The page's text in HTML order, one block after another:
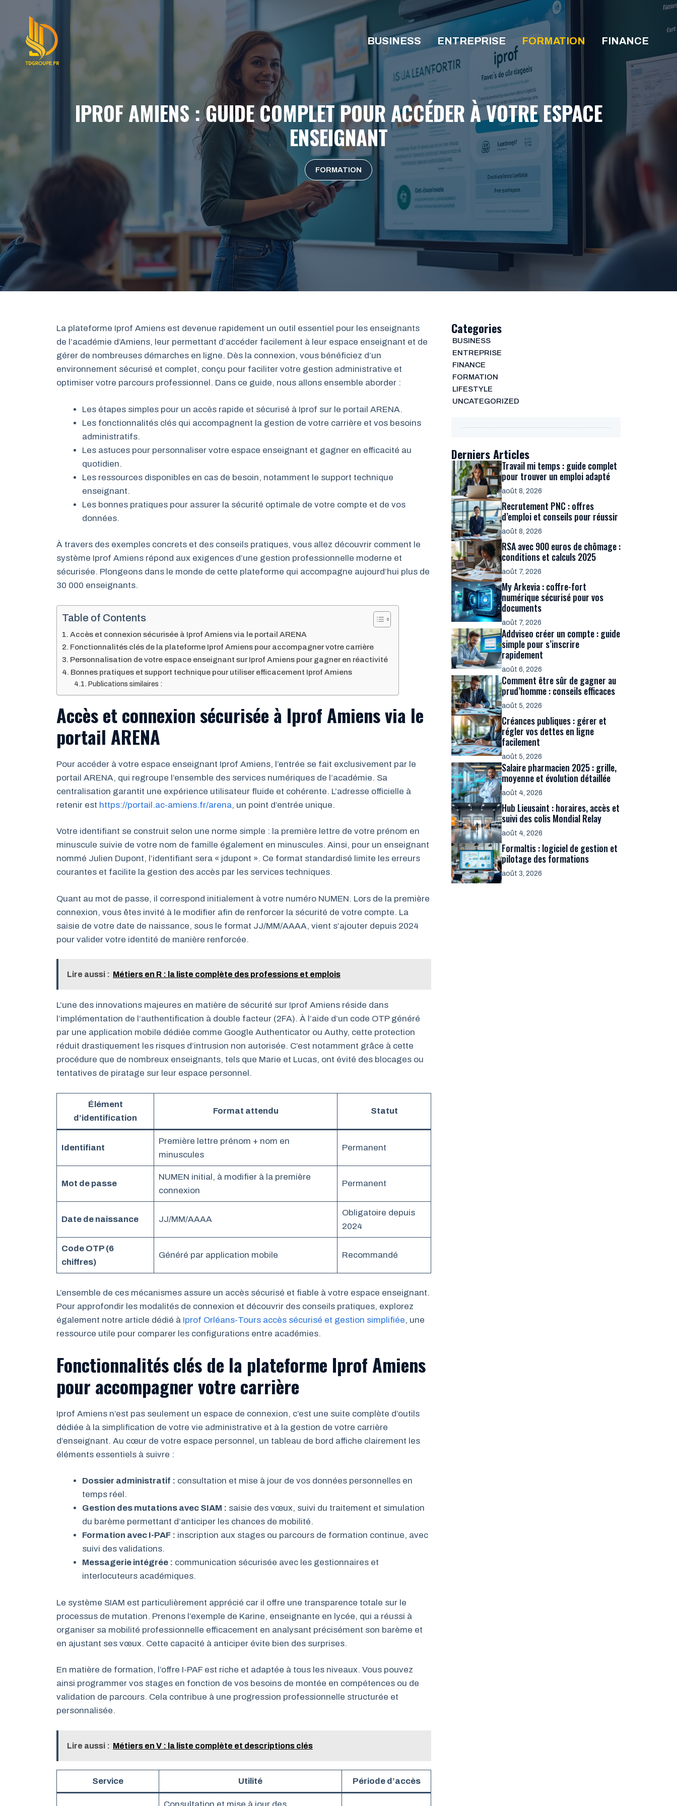
contenu
BUSINESS ENTREPRISE FORMATION FINANCE
IPROF AMIENS : GUIDE COMPLET POUR ACCÉDER À VOTRE ESPACE
ENSEIGNANT
FORMATION
La plateforme Iprof Amiens est devenue rapidement un outil essentiel pour les enseignants
de l’académie d’Amiens, leur permettant d’accéder facilement à leur espace enseignant et de
gérer de nombreuses démarches en ligne. Dès la connexion, vous bénéficiez d’un
environnement sécurisé et complet, conçu pour faciliter votre gestion administrative et
optimiser votre parcours professionnel. Dans ce guide, nous allons ensemble aborder :
Les étapes simples pour un accès rapide et sécurisé à Iprof sur le portail ARENA.
Les fonctionnalités clés qui accompagnent la gestion de votre carrière et vos besoins
administratifs.
Les astuces pour personnaliser votre espace enseignant et gagner en efficacité au
quotidien.
Les ressources disponibles en cas de besoin, notamment le support technique
enseignant.
Les bonnes pratiques pour assurer la sécurité optimale de votre compte et de vos
données.
À travers des exemples concrets et des conseils pratiques, vous allez découvrir comment le
système Iprof Amiens répond aux exigences d’une gestion professionnelle moderne et
sécurisée. Plongeons dans le monde de cette plateforme qui accompagne aujourd’hui plus de
30 000 enseignants.
Table of Contents
Accès et connexion sécurisée à Iprof Amiens via le portail ARENA
Fonctionnalités clés de la plateforme Iprof Amiens pour accompagner votre carrière
Personnalisation de votre espace enseignant sur Iprof Amiens pour gagner en réactivité
Bonnes pratiques et support technique pour utiliser efficacement Iprof Amiens
Publications similaires :
Accès et connexion sécurisée à Iprof Amiens via le
portail ARENA
Pour accéder à votre espace enseignant Iprof Amiens, l’entrée se fait exclusivement par le
portail ARENA, qui regroupe l’ensemble des services numériques de l’académie. Sa
centralisation garantit une expérience utilisateur fluide et cohérente. L’adresse officielle à
retenir est https://portail.ac-amiens.fr/arena, un point d’entrée unique.
Votre identifiant se construit selon une norme simple : la première lettre de votre prénom en
minuscule suivie de votre nom de famille également en minuscules. Ainsi, pour un enseignant
nommé Julien Dupont, l’identifiant sera « jdupont ». Ce format standardisé limite les erreurs
courantes et facilite la gestion des accès par les services techniques.
Quant au mot de passe, il correspond initialement à votre numéro NUMEN. Lors de la première
connexion, vous êtes invité à le modifier afin de renforcer la sécurité de votre compte. La
saisie de votre date de naissance, sous le format JJ/MM/AAAA, vient s’ajouter depuis 2024
pour valider votre identité de manière renforcée.
Lire aussi : Métiers en R : la liste complète des professions et emplois
L’une des innovations majeures en matière de sécurité sur Iprof Amiens réside dans
l’implémentation de l’authentification à double facteur (2FA). À l’aide d’un code OTP généré
par une application mobile dédiée comme Google Authenticator ou Authy, cette protection
réduit drastiquement les risques d’intrusion non autorisée. C’est notamment grâce à cette
procédure que de nombreux enseignants, tels que Marie et Lucas, ont évité des blocages ou
tentatives de piratage sur leur espace personnel.
Élément
d’identification
Format attendu Statut
Identifiant
Première lettre prénom + nom en
minuscules
Permanent
Mot de passe
NUMEN initial, à modifier à la première
connexion
Permanent
Date de naissance JJ/MM/AAAA
Obligatoire depuis
2024
Code OTP (6
chiffres)
Généré par application mobile Recommandé
L’ensemble de ces mécanismes assure un accès sécurisé et fiable à votre espace enseignant.
Pour approfondir les modalités de connexion et découvrir des conseils pratiques, explorez
également notre article dédié à Iprof Orléans-Tours accès sécurisé et gestion simplifiée, une
ressource utile pour comparer les configurations entre académies.
Fonctionnalités clés de la plateforme Iprof Amiens
pour accompagner votre carrière
Iprof Amiens n’est pas seulement un espace de connexion, c’est une suite complète d’outils
dédiée à la simplification de votre vie administrative et à la gestion de votre carrière
d’enseignant. Au cœur de votre espace personnel, un tableau de bord affiche clairement les
éléments essentiels à suivre :
Dossier administratif : consultation et mise à jour de vos données personnelles en
temps réel.
Gestion des mutations avec SIAM : saisie des vœux, suivi du traitement et simulation
du barème permettant d’anticiper les chances de mobilité.
Formation avec I-PAF : inscription aux stages ou parcours de formation continue, avec
suivi des validations.
Messagerie intégrée : communication sécurisée avec les gestionnaires et
interlocuteurs académiques.
Le système SIAM est particulièrement apprécié car il offre une transparence totale sur le
processus de mutation. Prenons l’exemple de Karine, enseignante en lycée, qui a réussi à
organiser sa mobilité professionnelle efficacement en analysant précisément son barème et
en ajustant ses vœux. Cette capacité à anticiper évite bien des surprises.
En matière de formation, l’offre I-PAF est riche et adaptée à tous les niveaux. Vous pouvez
ainsi programmer vos stages en fonction de vos besoins de montée en compétences ou de
validation de parcours. Cela contribue à une progression professionnelle structurée et
personnalisée.
Lire aussi : Métiers en V : la liste complète et descriptions clés
Service Utilité Période d’accès
Consultation et mise à jour des
Categories
BUSINESS
ENTREPRISE
FINANCE
FORMATION
LIFESTYLE
UNCATEGORIZED
Derniers Articles
Travail mi temps : guide complet
pour trouver un emploi adapté
août 8, 2026
Recrutement PNC : offres
d’emploi et conseils pour réussir
août 8, 2026
RSA avec 900 euros de chômage :
conditions et calculs 2025
août 7, 2026
My Arkevia : coffre-fort
numérique sécurisé pour vos
documents
août 7, 2026
Addviseo créer un compte : guide
simple pour s’inscrire
rapidement
août 6, 2026
Comment être sûr de gagner au
prud’homme : conseils efficaces
août 5, 2026
Créances publiques : gérer et
régler vos dettes en ligne
facilement
août 5, 2026
Salaire pharmacien 2025 : grille,
moyenne et évolution détaillée
août 4, 2026
Hub Lieusaint : horaires, accès et
suivi des colis Mondial Relay
août 4, 2026
Formaltis : logiciel de gestion et
pilotage des formations
août 3, 2026